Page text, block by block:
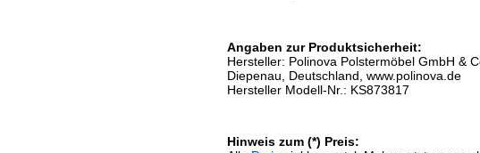
Angaben zur Produktsicherheit:
Hersteller: Polinova Polstermöbel GmbH &
Diepenau, Deutschland, www.polinova.de
Hersteller Modell-Nr.: KS873817
Hinweis zum (*) Preis: